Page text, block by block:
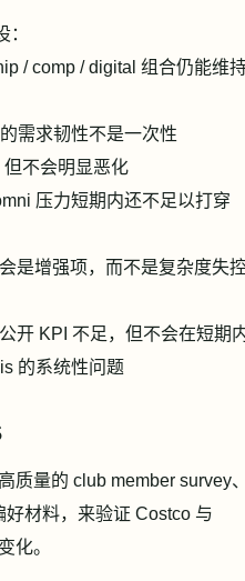
/ comp / digital 组合仍能维
需求韧性不是一次性
不会明显恶化
压力短期内还不足以打穿
是增强项，而不是复杂度失
开 KPI 不足，但不会在短期
的系统性问题
质量的 club member survey
材料，来验证 Costco 与
化。